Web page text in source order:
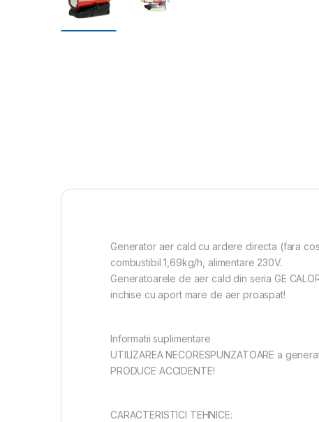
Generator aer cald cu ardere directa (fara
combustibil 1,69kg/h, alimentare 230V.
Generatoarele de aer cald din seria GE
inchise cu aport mare de aer proaspat!
Informatii suplimentare
UTILIZAREA NECORESPUNZATOARE a
PRODUCE ACCIDENTE!
CARACTERISTICI TEHNICE: